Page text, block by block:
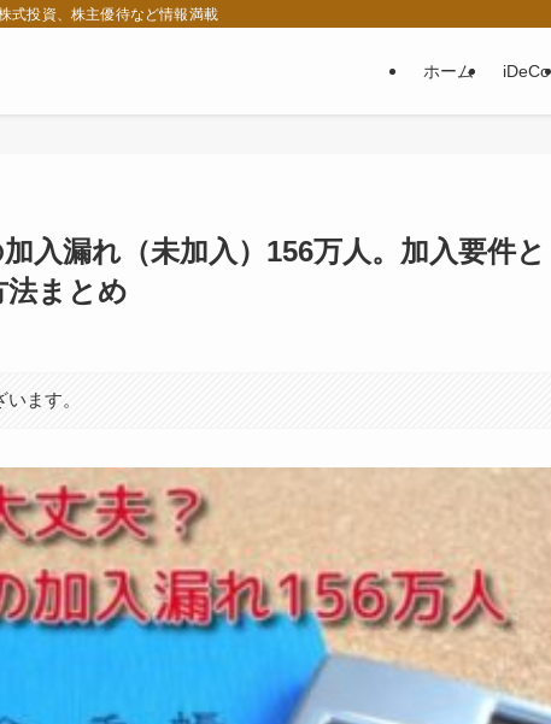
式投資、株主優待など情報満載
ホーム iDeCo
入漏れ（未加入）156万人。加入要件と
まとめ
ます。